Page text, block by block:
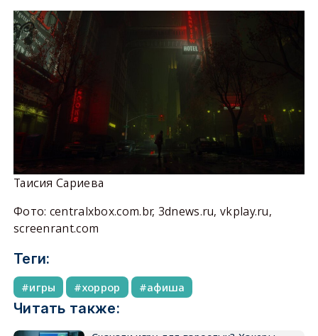
Таисия Сариева
Фото: centralxbox.com.br, 3dnews.ru, vkplay.ru,
screenrant.com
Теги:
игры хоррор афиша
Читать также: